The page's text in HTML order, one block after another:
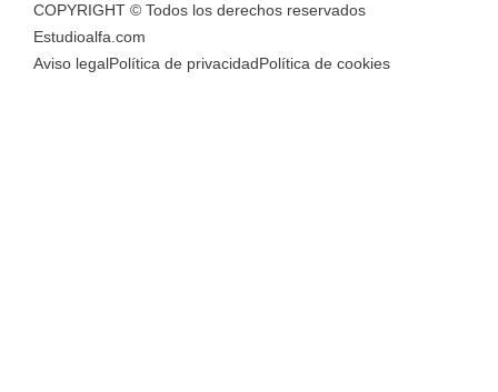
COPYRIGHT © Todos los derechos reservados
Estudioalfa.com
Aviso legalPolítica de privacidadPolítica de cookies